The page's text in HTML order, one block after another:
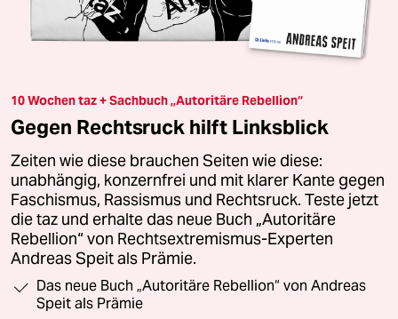
10 Wochen taz + Sachbuch „Autoritäre Rebellion“
Gegen Rechtsruck hilft Linksblick
Zeiten wie diese brauchen Seiten wie diese:
unabhängig, konzernfrei und mit klarer Kante gegen
Faschismus, Rassismus und Rechtsruck. Teste jetzt
die taz und erhalte das neue Buch „Autoritäre
Rebellion“ von Rechtsextremismus-Experten
Andreas Speit als Prämie.
Das neue Buch „Autoritäre Rebellion“ von Andreas
Speit als Prämie